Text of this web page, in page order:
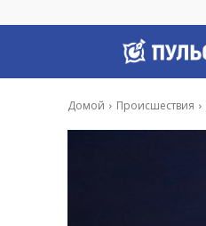
Домой Происшествия